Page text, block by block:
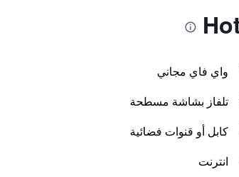
واي فاي مجاني
تلفاز بشاشة مسطحة
كابل أو قنوات فضائية
انترنت